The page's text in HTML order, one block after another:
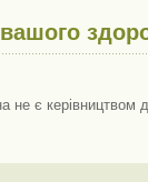
є керівництвом